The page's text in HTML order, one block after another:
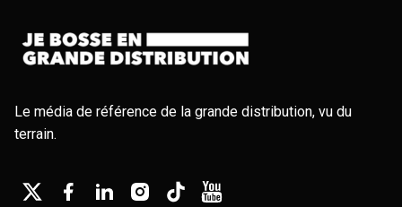
Le média de référence de la grande distribution, vu du
terrain.